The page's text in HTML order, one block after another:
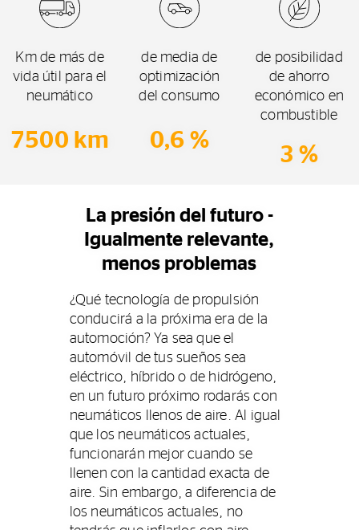
Km de más de
vida útil para el
neumático
7500 km
de media de
optimización
del consumo
0,6 %
de posibilidad
de ahorro
económico en
combustible
3 %
La presión del futuro -
Igualmente relevante,
menos problemas
¿Qué tecnología de propulsión
conducirá a la próxima era de la
automoción? Ya sea que el
automóvil de tus sueños sea
eléctrico, híbrido o de hidrógeno,
en un futuro próximo rodarás con
neumáticos llenos de aire. Al igual
que los neumáticos actuales,
funcionarán mejor cuando se
llenen con la cantidad exacta de
aire. Sin embargo, a diferencia de
los neumáticos actuales, no